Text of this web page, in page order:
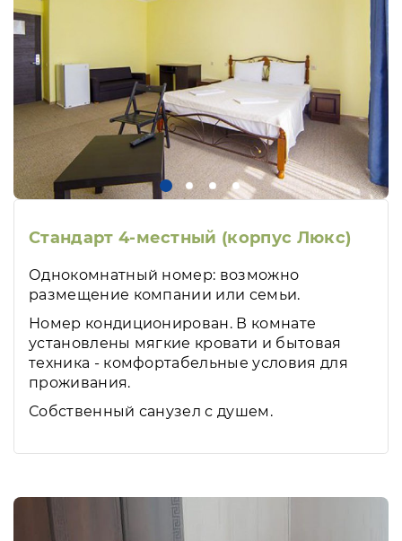
Стандарт 4-местный (корпус Люкс)
Однокомнатный номер: возможно
размещение компании или семьи.
Номер кондиционирован. В комнате
установлены мягкие кровати и бытовая
техника - комфортабельные условия для
проживания.
Собственный санузел с душем.